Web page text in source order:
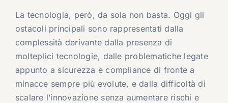
La tecnologia, però, da sola non basta. Oggi gli
ostacoli principali sono rappresentati dalla
complessità derivante dalla presenza di
molteplici tecnologie, dalle problematiche legate
appunto a sicurezza e compliance di fronte a
minacce sempre più evolute, e dalla difficoltà di
scalare l’innovazione senza aumentare rischi e